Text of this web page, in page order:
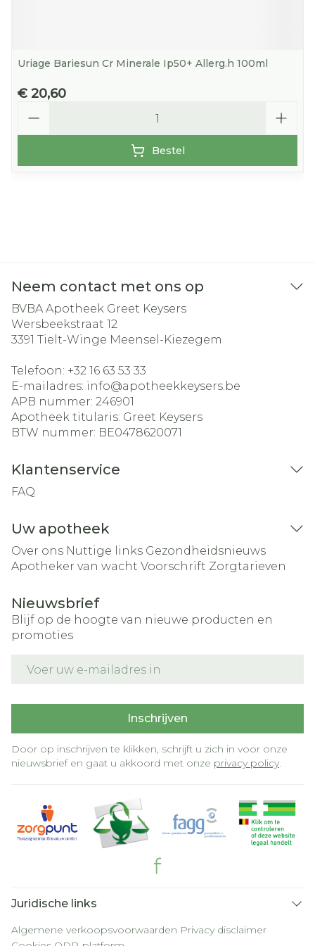
Uriage Bariesun Cr Minerale Ip50+ Allerg.h 100ml
€ 20,60
Bestel
Neem contact met ons op
BVBA Apotheek Greet Keysers
Wersbeekstraat 12
3391 Tielt-Winge Meensel-Kiezegem
Telefoon: +32 16 63 53 33
E-mailadres: info@apotheekkeysers.be
APB nummer: 246901
Apotheek titularis: Greet Keysers
BTW nummer: BE0478620071
Klantenservice
FAQ
Uw apotheek
Over ons Nuttige links Gezondheidsnieuws
Apotheker van wacht Voorschrift Zorgtarieven
Nieuwsbrief
Blijf op de hoogte van nieuwe producten en
promoties
Inschrijven
Door op inschrijven te klikken, schrijft u zich in voor onze
nieuwsbrief en gaat u akkoord met onze privacy policy.
Juridische links
Algemene verkoopsvoorwaarden Privacy disclaimer